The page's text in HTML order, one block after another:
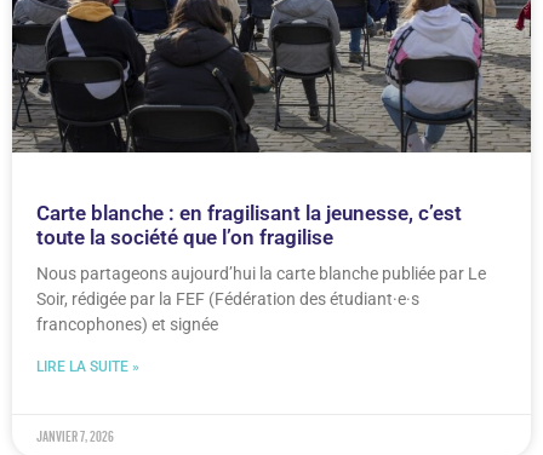
Carte blanche : en fragilisant la jeunesse, c’est
toute la société que l’on fragilise
Nous partageons aujourd’hui la carte blanche publiée par Le
Soir, rédigée par la FEF (Fédération des étudiant·e·s
francophones) et signée
LIRE LA SUITE »
janvier 7, 2026